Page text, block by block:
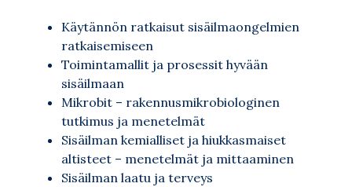
Käytännön ratkaisut sisäilmaongelmien
ratkaisemiseen
Toimintamallit ja prosessit hyvään
sisäilmaan
Mikrobit – rakennusmikrobiologinen
tutkimus ja menetelmät
Sisäilman kemialliset ja hiukkasmaiset
altisteet – menetelmät ja mittaaminen
Sisäilman laatu ja terveys